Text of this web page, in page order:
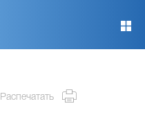
Распечатать